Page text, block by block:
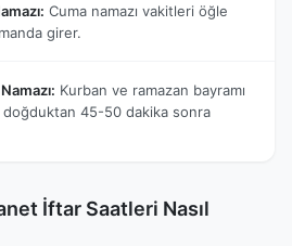
Cuma namazı vakitleri öğle
girer.
Kurban ve ramazan bayramı
doğduktan 45-50 dakika sonra
İftar Saatleri Nasıl